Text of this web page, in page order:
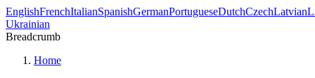
EnglishFrenchItalianSpanishGermanPortugueseDutchCzechLatvian
Ukrainian
Breadcrumb
Home